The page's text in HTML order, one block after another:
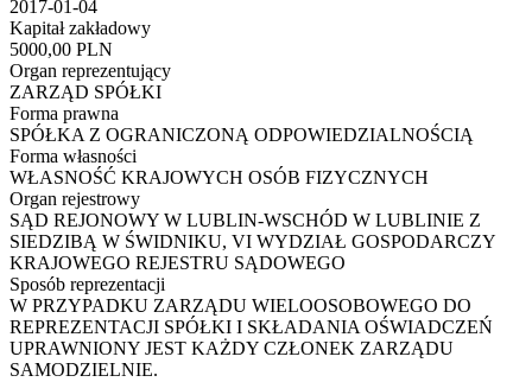
2017-01-04
Kapitał zakładowy
5000,00 PLN
Organ reprezentujący
ZARZĄD SPÓŁKI
Forma prawna
SPÓŁKA Z OGRANICZONĄ ODPOWIEDZIALNOŚCIĄ
Forma własności
WŁASNOŚĆ KRAJOWYCH OSÓB FIZYCZNYCH
Organ rejestrowy
SĄD REJONOWY W LUBLIN-WSCHÓD W LUBLINIE Z
SIEDZIBĄ W ŚWIDNIKU, VI WYDZIAŁ GOSPODARCZY
KRAJOWEGO REJESTRU SĄDOWEGO
Sposób reprezentacji
W PRZYPADKU ZARZĄDU WIELOOSOBOWEGO DO
REPREZENTACJI SPÓŁKI I SKŁADANIA OŚWIADCZEŃ
UPRAWNIONY JEST KAŻDY CZŁONEK ZARZĄDU
SAMODZIELNIE.